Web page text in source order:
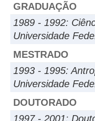
GRADUAÇÃO
1989 - 1992:
Universidade
MESTRADO
1993 - 1995:
Universidade
DOUTORADO
1997 - 2001: